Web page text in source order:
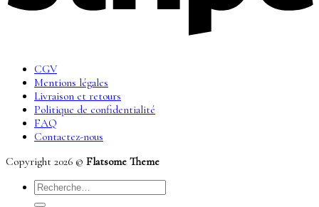
CGV
Mentions légales
Livraison et retours
Politique de confidentialité
FAQ
Contactez-nous
Copyright 2026 © Flatsome Theme
Recherche
pour :